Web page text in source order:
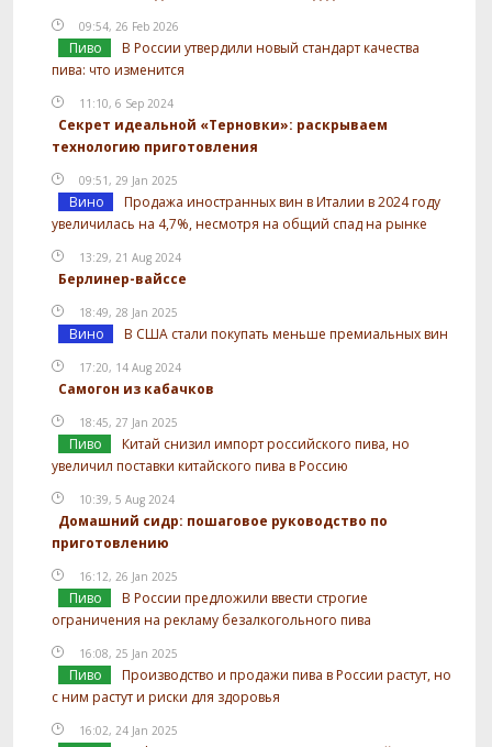
09:54, 26 Feb 2026
Пиво
В России утвердили новый стандарт качества
пива: что изменится
11:10, 6 Sep 2024
Секрет идеальной «Терновки»: раскрываем
технологию приготовления
09:51, 29 Jan 2025
Вино
Продажа иностранных вин в Италии в 2024 году
увеличилась на 4,7%, несмотря на общий спад на рынке
13:29, 21 Aug 2024
Берлинер-вайссе
18:49, 28 Jan 2025
Вино В США стали покупать меньше премиальных вин
17:20, 14 Aug 2024
Самогон из кабачков
18:45, 27 Jan 2025
Пиво
Китай снизил импорт российского пива, но
увеличил поставки китайского пива в Россию
10:39, 5 Aug 2024
Домашний сидр: пошаговое руководство по
приготовлению
16:12, 26 Jan 2025
Пиво
В России предложили ввести строгие
ограничения на рекламу безалкогольного пива
16:08, 25 Jan 2025
Пиво
Производство и продажи пива в России растут, но
с ним растут и риски для здоровья
16:02, 24 Jan 2025